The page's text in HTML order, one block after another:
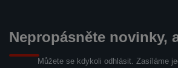
Nepropásněte novinky,
Můžete se kdykoli odhlásit. Zasíláme